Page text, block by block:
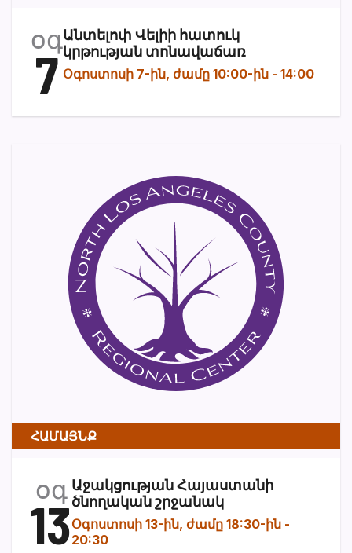
օգ
7
Անտելոփ Վելիի հատուկ
կրթության տոնավաճառ
Օգոստոսի 7-ին, ժամը 10:00-ին - 14:00
ՀԱՄԱՅՆՔ
օգ
13
Աջակցության Հայաստանի
ծնողական շրջանակ
Օգոստոսի 13-ին, ժամը 18:30-ին -
20:30